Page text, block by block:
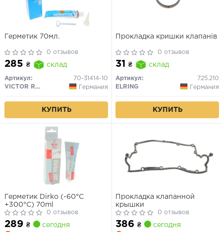
Герметик 70мл.
0 отзывов
285 ₴ склад
Артикул:
70-31414-10
VICTOR REINZ
Германия
КУПИТЬ
Прокладка кришки клапанів
0 отзывов
31 ₴ склад
Артикул:
725.210
ELRING
Германия
КУПИТЬ
Герметик Dirko (-60°C
+300°C) 70ml
0 отзывов
289 ₴
сегодня
Прокладка клапанной
крышки
0 отзывов
386 ₴
сегодня